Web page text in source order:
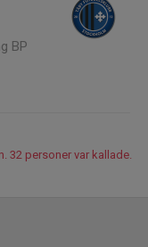
BP
32 personer var kallade.